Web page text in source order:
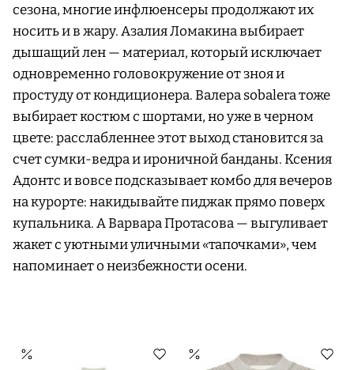
сезона, многие инфлюенсеры продолжают их
носить и в жару. Азалия Ломакина выбирает
дышащий лен — материал, который исключает
одновременно головокружение от зноя и
простуду от кондиционера. Валера sobalera тоже
выбирает костюм с шортами, но уже в черном
цвете: расслабленнее этот выход становится за
счет сумки-ведра и ироничной банданы. Ксения
Адонтс и вовсе подсказывает комбо для вечеров
на курорте: накидывайте пиджак прямо поверх
купальника. А Варвара Протасова — выгуливает
жакет с уютными уличными «тапочками», чем
напоминает о неизбежности осени.